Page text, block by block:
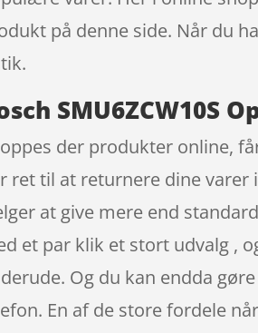
på denne side. Når du
SMU6ZCW10S
der produkter online,
ret til at returnere dine varer
at give mere end
et par klik et stort udvalg ,
Og du kan endda
En af de store fordele